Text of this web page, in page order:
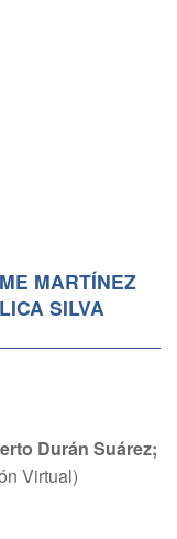
MARTÍNEZ
SILVA
Durán Suárez;
Virtual)